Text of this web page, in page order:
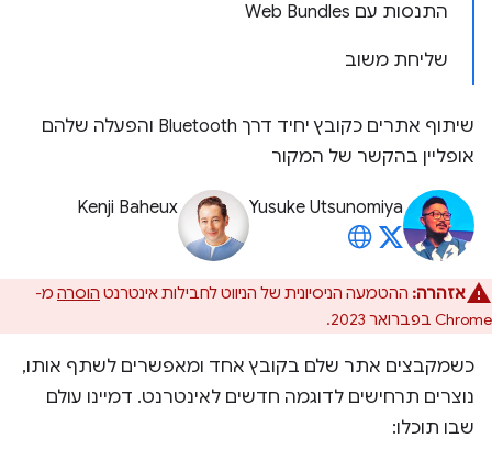
התנסות עם Web Bundles
שליחת משוב
שיתוף אתרים כקובץ יחיד דרך Bluetooth והפעלה שלהם
אופליין בהקשר של המקור
Yusuke Utsunomiya
Kenji Baheux
אזהרה: ההטמעה הניסיונית של הניווט לחבילות אינטרנט הוסרה מ-
Chrome בפברואר 2023.
כשמקבצים אתר שלם בקובץ אחד ומאפשרים לשתף אותו,
נוצרים תרחישים לדוגמה חדשים לאינטרנט. דמיינו עולם
שבו תוכלו: